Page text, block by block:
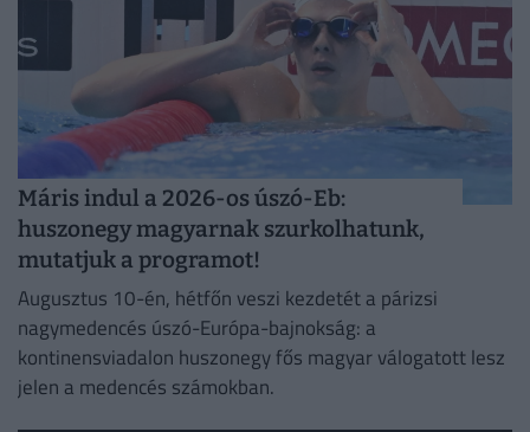
Máris indul a 2026-os úszó-Eb:
huszonegy magyarnak szurkolhatunk,
mutatjuk a programot!
Augusztus 10-én, hétfőn veszi kezdetét a párizsi
nagymedencés úszó-Európa-bajnokság: a
kontinensviadalon huszonegy fős magyar válogatott lesz
jelen a medencés számokban.